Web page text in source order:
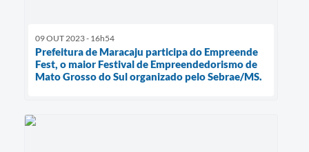
09 OUT 2023 - 16h54
Prefeitura de Maracaju participa do Empreende
Fest, o maior Festival de Empreendedorismo de
Mato Grosso do Sul organizado pelo Sebrae/MS.